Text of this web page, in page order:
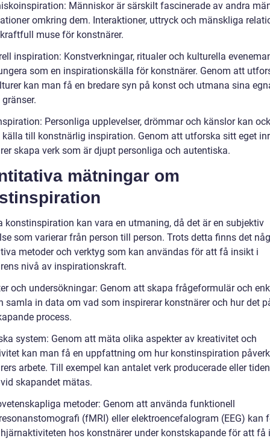
Människor är särskilt fascinerade av andra
omkring dem. Interaktioner, uttryck och mänskliga
muse för konstnärer.
inspiration: Konstverkningar, ritualer och kulturella
som en inspirationskälla för konstnärer. Genom att
kan man få en bredare syn på konst och utmana sina
Personliga upplevelser, drömmar och känslor kan
källa till konstnärlig inspiration. Genom att utforska sitt eget
skapa verk som är djupt personliga och autentiska.
mätningar om
konstinspiration kan vara en utmaning, då det är en subjektiv
som varierar från person till person. Trots detta finns det
metoder och verktyg som kan användas för att få insikt i
nivå av inspirationskraft.
och undersökningar: Genom att skapa frågeformulär och
samla in data om vad som inspirerar konstnärer och hur det
process.
system: Genom att mäta olika aspekter av kreativitet och
kan man få en uppfattning om hur konstinspiration
arbete. Till exempel kan antalet verk producerade eller tiden
skapandet mätas.
metoder: Genom att använda funktionell
(fMRI) eller elektroencefalogram (EEG) kan
hos konstnärer under konstskapande för att få